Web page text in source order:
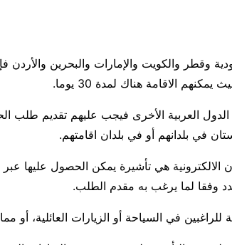
وقطر والكويت والإمارات والبحرين والأردن
الاقامة هناك لمدة 30 يوما.
العربية الأخرى فيجب عليهم تقديم طلب
في بلدانهم أو في بلدان اقامتهم.
هي تأشيرة يمكن الحصول عليها عبر
وفقا لما يرغب به مقدم الطلب.
للراغبين في السياحة أو الزيارات العائلية، أو